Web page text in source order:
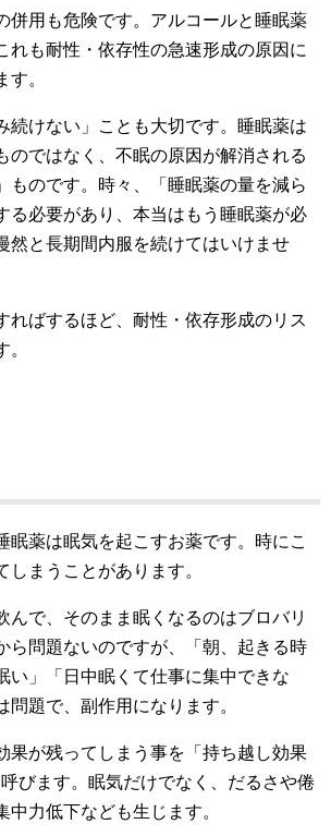
併用も危険です。アルコールと睡眠薬
れも耐性・依存性の急速形成の原因に
す。
続けない」ことも大切です。睡眠薬は
のではなく、不眠の原因が解消される
ものです。時々、「睡眠薬の量を減ら
る必要があり、本当はもう睡眠薬が必
然と長期間内服を続けてはいけませ
ればするほど、耐性・依存形成のリス
眠薬は眠気を起こすお薬です。時にこ
しまうことがあります。
んで、そのまま眠くなるのはブロバリ
ら問題ないのですが、「朝、起きる時
い」「日中眠くて仕事に集中できな
問題で、副作用になります。
果が残ってしまう事を「持ち越し効果
呼びます。眠気だけでなく、だるさや倦
中力低下なども生じます。